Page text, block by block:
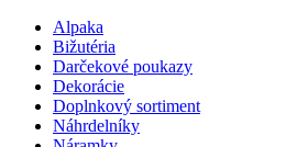
Alpaka
Bižutéria
Darčekové poukazy
Dekorácie
Doplnkový sortiment
Náhrdelníky